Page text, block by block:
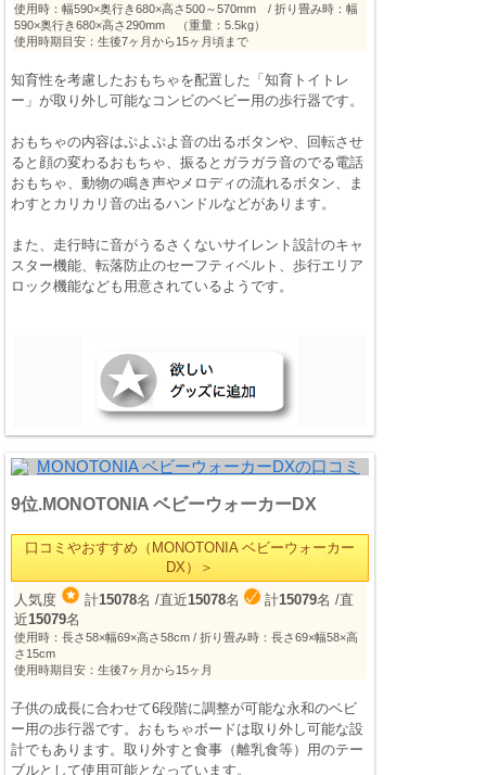
使用時：幅590×奥行き680×高さ500～570mm / 折り畳み時：幅
590×奥行き680×高さ290mm （重量：5.5kg）
使用時期目安：生後7ヶ月から15ヶ月頃まで
知育性を考慮したおもちゃを配置した「知育トイトレ
ー」が取り外し可能なコンビのベビー用の歩行器です。
おもちゃの内容はぷよぷよ音の出るボタンや、回転させ
ると顔の変わるおもちゃ、振るとガラガラ音のでる電話
おもちゃ、動物の鳴き声やメロディの流れるボタン、ま
わすとカリカリ音の出るハンドルなどがあります。
また、走行時に音がうるさくないサイレント設計のキャ
スター機能、転落防止のセーフティベルト、歩行エリア
ロック機能なども用意されているようです。
9位.MONOTONIA ベビーウォーカーDX
口コミやおすすめ（MONOTONIA ベビーウォーカー
DX）＞
人気度
計15078名 /直近15078名 計15079名 /直
近15079名
使用時：長さ58×幅69×高さ58cm / 折り畳み時：長さ69×幅58×高
さ15cm
使用時期目安：生後7ヶ月から15ヶ月
子供の成長に合わせて6段階に調整が可能な永和のベビ
ー用の歩行器です。おもちゃボードは取り外し可能な設
計でもあります。取り外すと食事（離乳食等）用のテー
ブルとして使用可能となっています。